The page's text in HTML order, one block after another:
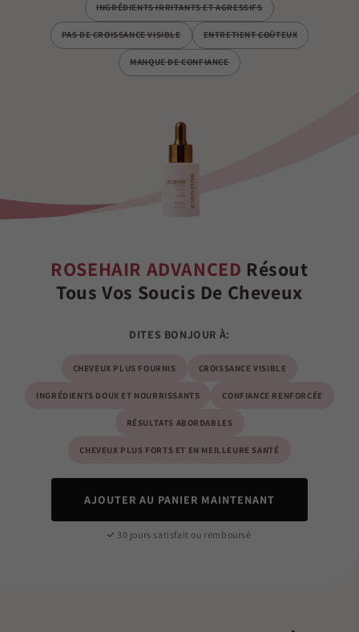
INGRÉDIENTS IRRITANTS ET AGRESSIFS
PAS DE CROISSANCE VISIBLE ENTRETIENT COÛTEUX
MANQUE DE CONFIANCE
ROSEHAIR ADVANCED Résout
Tous Vos Soucis De Cheveux
DITES BONJOUR À:
CHEVEUX PLUS FOURNIS CROISSANCE VISIBLE
INGRÉDIENTS DOUX ET NOURRISSANTS CONFIANCE RENFORCÉE
RÉSULTATS ABORDABLES
CHEVEUX PLUS FORTS ET EN MEILLEURE SANTÉ
AJOUTER AU PANIER MAINTENANT
30 jours satisfait ou remboursé